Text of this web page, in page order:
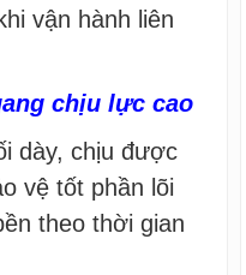
vận hành liên
chịu lực cao
dày, chịu được
vệ tốt phần lõi
theo thời gian